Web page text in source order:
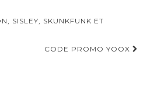
SISLEY, SKUNKFUNK ET
CODE PROMO YOOX